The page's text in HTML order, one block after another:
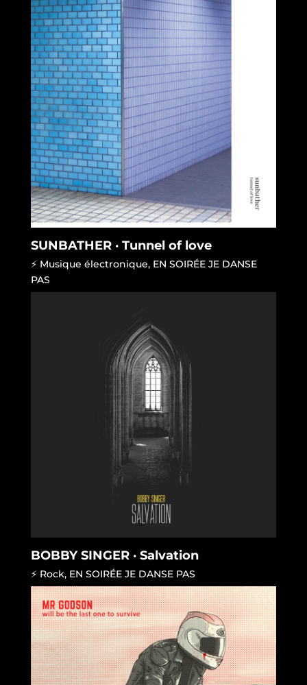
SUNBATHER · Tunnel of love
⚡ Musique électronique, EN SOIRÉE JE DANSE
PAS
BOBBY SINGER · Salvation
⚡ Rock, EN SOIRÉE JE DANSE PAS